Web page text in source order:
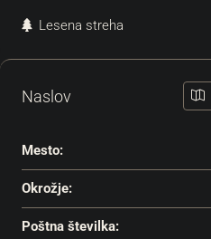
Lesena streha
Naslov
Mesto:
Okrožje:
Poštna številka: